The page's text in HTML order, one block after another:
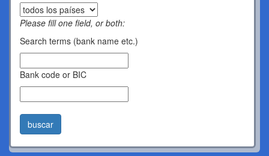
Please fill one field, or both:
Search terms (bank name etc.)
Bank code or BIC
buscar